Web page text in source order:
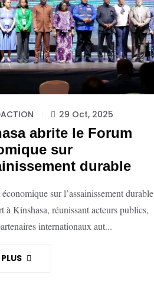
29 Oct, 2025
abrite le Forum
sur
durable
sur l’assainissement durable
à Kinshasa, réunissant acteurs publics,
internationaux aut...